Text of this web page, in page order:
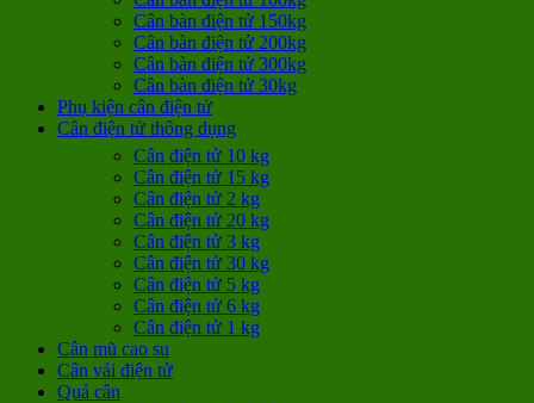
Cân bàn điện tử 150kg
Cân bàn điện tử 200kg
Cân bàn điện tử 300kg
Cân bàn điện tử 30kg
Phụ kiện cân điện tử
Cân điện tử thông dụng
Cân điện tử 10 kg
Cân điện tử 15 kg
Cân điện tử 2 kg
Cân điện tử 20 kg
Cân điện tử 3 kg
Cân điện tử 30 kg
Cân điện tử 5 kg
Cân điện tử 6 kg
Cân điện tử 1 kg
Cân mũ cao su
Cân vải điện tử
Quả cân